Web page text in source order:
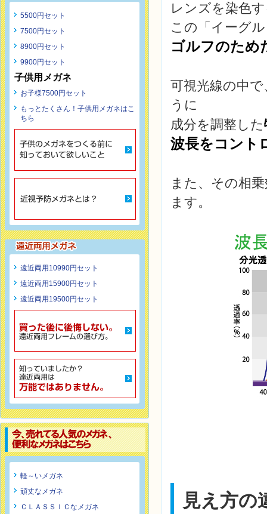
5500円セット
7500円セット
8900円セット
9900円セット
子供用メガネ
お子様7500円セット
もっとたくさん！子供用メガネはこ
ちら
遠近両用10990円セット
遠近両用15900円セット
遠近両用19500円セット
軽～いメガネ
頑丈なメガネ
ＣＬＡＳＳＩＣなメガネ
レンズを染色
この「イーグ
ゴルフのため
可視光線の中で
うに
成分を調整した
波長をコント
また、その相
ます。
見え方の